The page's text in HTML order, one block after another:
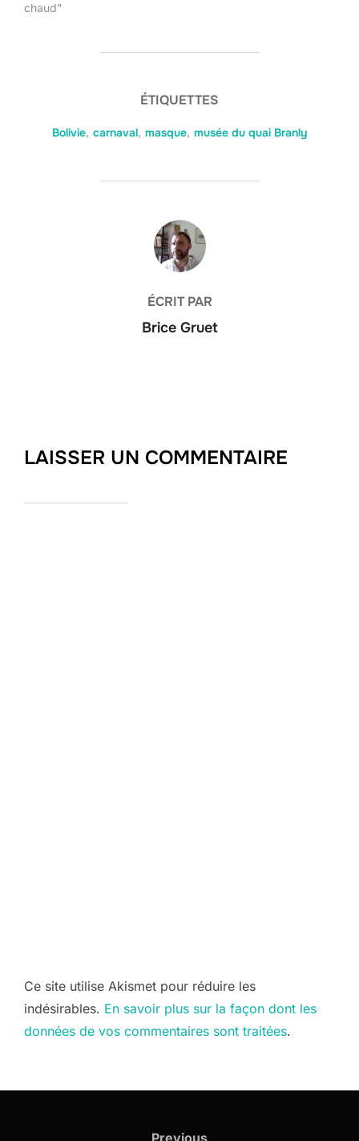
chaud"
ÉTIQUETTES
Bolivie, carnaval, masque, musée du quai Branly
AUTEUR DE LA PUBLICATION
ÉCRIT PAR
Brice Gruet
LAISSER UN COMMENTAIRE
Ce site utilise Akismet pour réduire les
indésirables. En savoir plus sur la façon dont les
données de vos commentaires sont traitées.
Previous